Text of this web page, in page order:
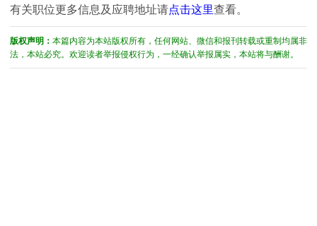
有关职位更多信息及应聘地址请点击这里查看。
版权声明： 本篇内容为本站版权所有，任何网站、微信和报刊转载或重制均属非
法，本站必究。欢迎读者举报侵权行为，一经确认举报属实，本站将与酬谢。